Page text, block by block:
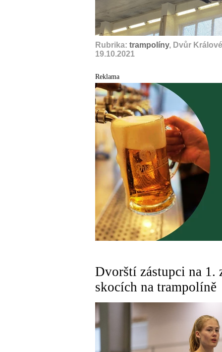
Rubrika: trampolíny, Dvůr
19.10.2021
Reklama
Dvorští zástupci na 1.
skocích na trampolíně